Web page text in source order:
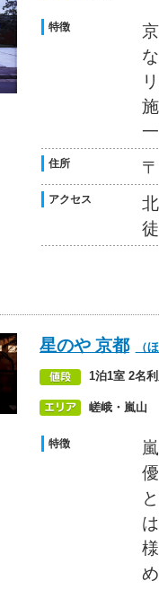
特徴
住所
アクセス
星のや 京都 （
1泊1室 2名
嵯峨・嵐山
特徴